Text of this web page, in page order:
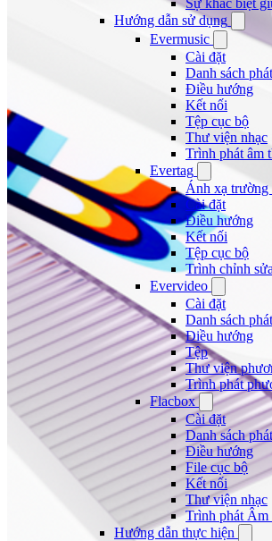
Sự khác biệt
Hướng dẫn sử dụng
Evermusic
Cài đặt
Danh sách phát
Điều hướng
Kết nối
Tệp cục bộ
Thư viện nhạc
Trình phát âm
Evertag
Ánh xạ trường
Cài đặt
Điều hướng
Kết nối
Tệp cục bộ
Trình chỉnh
Evervideo
Cài đặt
Danh sách phát
Điều hướng
Tệp
Thư viện
Trình phát
Flacbox
Cài đặt
Danh sách phát
Điều hướng
File cục bộ
Kết nối
Thư viện nhạc
Trình phát Âm
Hướng dẫn thực hiện